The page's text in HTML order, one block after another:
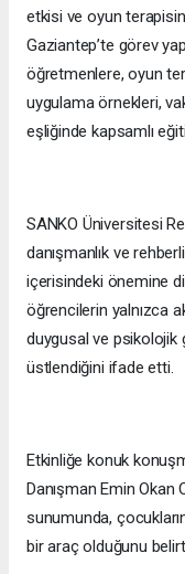
etkisi ve oyun
Gaziantep’te görev
öğretmenlere, oyun
uygulama örnekleri,
eşliğinde kapsamlı
SANKO Üniversitesi
danışmanlık ve
içerisindeki önemine
öğrencilerin yalnızca
duygusal ve psikolojik
üstlendiğini ifade etti.
Etkinliğe konuk
Danışman Emin Okan
sunumunda,
bir araç olduğunu